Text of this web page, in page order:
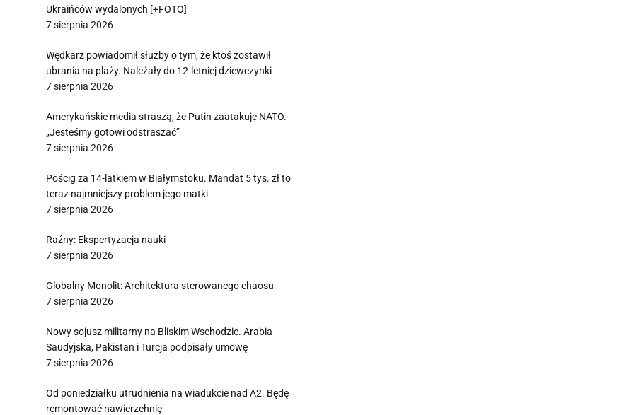
Ukraińców wydalonych [+FOTO]
7 sierpnia 2026
Wędkarz powiadomił służby o tym, że ktoś zostawił
ubrania na plaży. Należały do 12-letniej dziewczynki
7 sierpnia 2026
Amerykańskie media straszą, że Putin zaatakuje NATO.
„Jesteśmy gotowi odstraszać”
7 sierpnia 2026
Pościg za 14-latkiem w Białymstoku. Mandat 5 tys. zł to
teraz najmniejszy problem jego matki
7 sierpnia 2026
Raźny: Ekspertyzacja nauki
7 sierpnia 2026
Globalny Monolit: Architektura sterowanego chaosu
7 sierpnia 2026
Nowy sojusz militarny na Bliskim Wschodzie. Arabia
Saudyjska, Pakistan i Turcja podpisały umowę
7 sierpnia 2026
Od poniedziałku utrudnienia na wiadukcie nad A2. Będę
remontować nawierzchnię